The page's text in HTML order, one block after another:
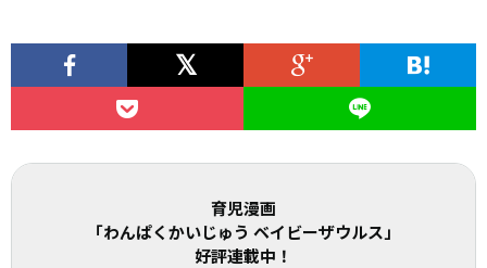
育児漫画
「わんぱくかいじゅう ベイビーザウルス」
好評連載中！